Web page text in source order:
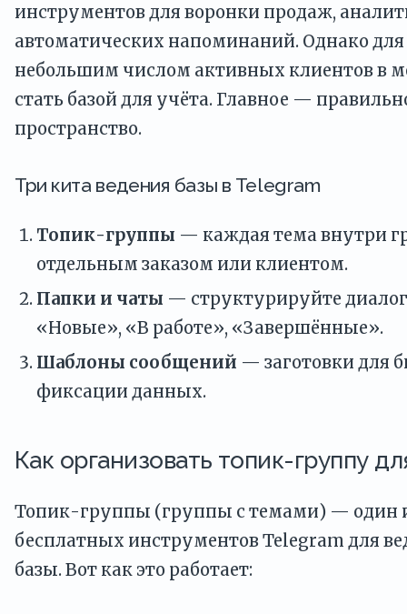
инструментов для воронки продаж,
автоматических напоминаний. Однако
небольшим числом активных клиентов в
стать базой для учёта. Главное —
пространство.
Три кита ведения базы в Telegram
Топик-группы — каждая тема внутри
отдельным заказом или клиентом.
Папки и чаты — структурируйте
«Новые», «В работе», «Завершённые».
Шаблоны сообщений — заготовки для
фиксации данных.
Как организовать топик-группу
Топик-группы (группы с темами) — один
бесплатных инструментов Telegram для
базы. Вот как это работает: